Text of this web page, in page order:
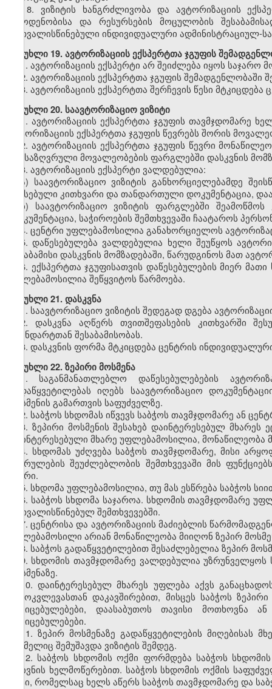
8. ვიზიტის ხანგრძლივობა და ავტორიზაციის
რაოდენობისა და რესურსების მოცულობის
გათვალისწინებული ინდივიდუალური ადმინისტრაციულ-
მუხლი 19. ავტორიზაციის ექსპერტთა ჯგუფის
1. ავტორიზაციის ექსპერტი არ შეიძლება იყოს საჯარო
2. ავტორიზაციის ექსპერტთა ჯგუფის შემადგენლობაში
3. ავტორიზაციის ექსპერტთა შერჩევის წესი
მუხლი20. საავტორიზაციო ვიზიტი
1. ავტორიზაციის ექსპერტთა ჯგუფის თავმჯდომარე
ავტორიზაციის ექსპერტთა ჯგუფის წევრებს შორის
2. ავტორიზაციის ექსპერტთა ჯგუფის წევრი
განსაზღვრული მოვალეობების ფარგლებში დასკვნის
3. ავტორიზაციის ექსპერტი ვალდებულია:
ა) საავტორიზაციო ვიზიტის განხორციელებამდე
შევსებული კითხვარი და თანდართული დოკუმენტაცია,
ბ) საავტორიზაციო ვიზიტის ფარგლებში
დოკუმენტაცია, საჭიროების შემთხვევაში ჩაატაროს
4. ცენტრი უფლებამოსილია განახორციელოს
5. დაწესებულება ვალდებულია ხელი შეუწყოს
შესაბამისი დასკვნის მომზადებაში, წარუდგინოს მათ
6. ექსპერტთა ჯგუფისათვის დაწესებულების მიერ
უფლებამოსილია შეწყვიტოს წარმოება.
მუხლი21. დასკვნა
1. საავტორიზაციო ვიზიტის შედეგად დგება
2. დასკვნა აღწერს თვითშეფასების კითხვარში
სტანდარტთან შესაბამისობას.
3. დასკვნის ფორმა მტკიცდება ცენტრის
მუხლი22. ზეპირი მოსმენა
1. საგანმანათლებლო დაწესებულებების
გადაწყვეტილებას იღებს საავტორიზაციო
მოსმენის გამართვის საფუძველზე.
2. საბჭოს სხდომას იწვევს საბჭოს თავმჯდომარე ან
3. ზეპირი მოსმენის შესახებ დაინტერესებულ
დაინტერესებული მხარე უფლებამოსილია, მონაწილეობა
4. სხდომას უძღვება საბჭოს თავმჯდომარე, მისი
შესრულების შეუძლებლობის შემთხვევაში მის
წევრი.
5. სხდომა უფლებამოსილია, თუ მას ესწრება საბჭოს
6. საბჭოს სხდომა საჯაროა. სხდომის თავმჯდომარე
გათვალისწინებულ შემთხვევებში.
7. ცენტრისა და ავტორიზაციის მაძიებლის
უფლებამოსილი არიან მონაწილეობა მიიღონ ზეპირ
8. საბჭოს გადაწყვეტილებით შესაძლებელია ზეპირ
9. სხდომის თავმჯდომარე ვალდებულია უზრუნველყოს
მოსმენაზე.
10. დაინტერესებულ მხარეს უფლება აქვს
გამოკვლევასთან დაკავშირებით, მისცეს საბჭოს
მტკიცებულებები, დაასაბუთოს თავისი მოთხოვნა
მტკიცებულებები.
11. ზეპირ მოსმენაზე გადაწყვეტილების მიღებისას
რომელიც შემუშავდა ვიზიტის შემდეგ.
12. საბჭოს სხდომის ოქმი ფორმდება საბჭოს
მდივნის ხელმოწერებით. საბჭოს სხდომის ოქმის
აქტი, რომელსაც ხელს აწერს საბჭოს თავმჯდომარე და